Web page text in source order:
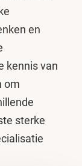
en
kennis van
om
sterke